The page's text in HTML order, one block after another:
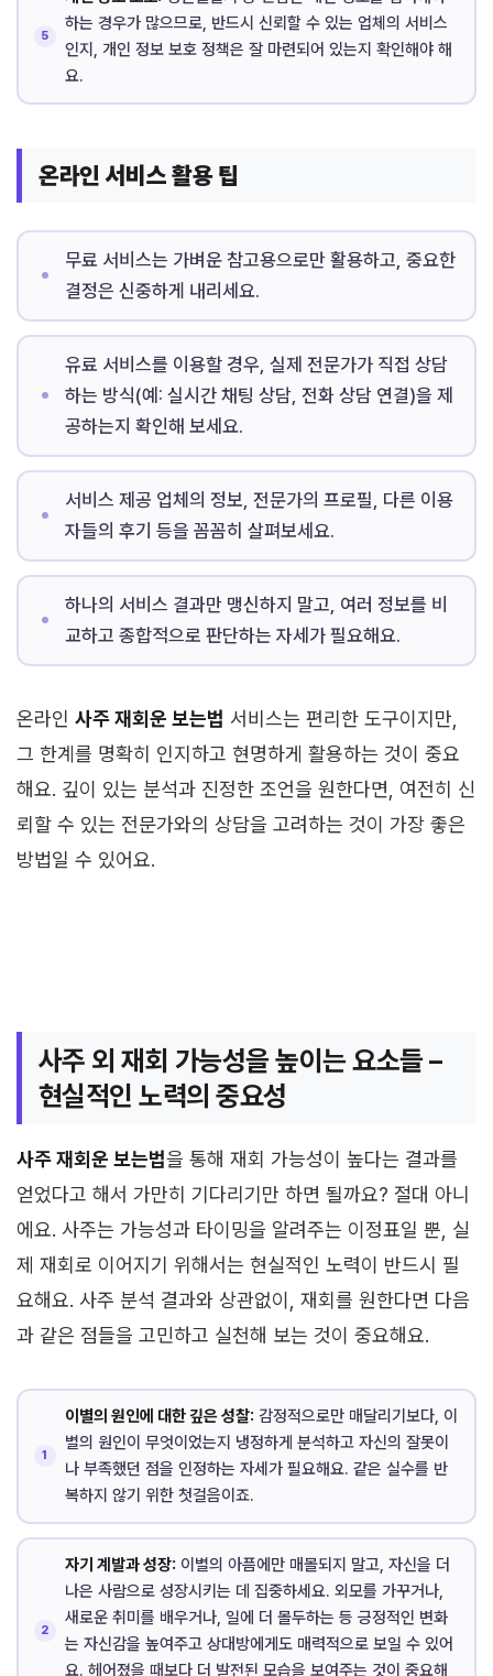
하는 경우가 많으므로, 반드시 신뢰할 수 있는 업체의 서비스
인지, 개인 정보 보호 정책은 잘 마련되어 있는지 확인해야 해
요.
온라인 서비스 활용 팁
무료 서비스는 가벼운 참고용으로만 활용하고, 중요한
결정은 신중하게 내리세요.
유료 서비스를 이용할 경우, 실제 전문가가 직접 상담
하는 방식(예: 실시간 채팅 상담, 전화 상담 연결)을 제
공하는지 확인해 보세요.
서비스 제공 업체의 정보, 전문가의 프로필, 다른 이용
자들의 후기 등을 꼼꼼히 살펴보세요.
하나의 서비스 결과만 맹신하지 말고, 여러 정보를 비
교하고 종합적으로 판단하는 자세가 필요해요.
온라인 사주 재회운 보는법 서비스는 편리한 도구이지만,
그 한계를 명확히 인지하고 현명하게 활용하는 것이 중요
해요. 깊이 있는 분석과 진정한 조언을 원한다면, 여전히 신
뢰할 수 있는 전문가와의 상담을 고려하는 것이 가장 좋은
방법일 수 있어요.
사주 외 재회 가능성을 높이는 요소들 –
현실적인 노력의 중요성
사주 재회운 보는법을 통해 재회 가능성이 높다는 결과를
얻었다고 해서 가만히 기다리기만 하면 될까요? 절대 아니
에요. 사주는 가능성과 타이밍을 알려주는 이정표일 뿐, 실
제 재회로 이어지기 위해서는 현실적인 노력이 반드시 필
요해요. 사주 분석 결과와 상관없이, 재회를 원한다면 다음
과 같은 점들을 고민하고 실천해 보는 것이 중요해요.
이별의 원인에 대한 깊은 성찰: 감정적으로만 매달리기보다, 이
별의 원인이 무엇이었는지 냉정하게 분석하고 자신의 잘못이
나 부족했던 점을 인정하는 자세가 필요해요. 같은 실수를 반
복하지 않기 위한 첫걸음이죠.
자기 계발과 성장: 이별의 아픔에만 매몰되지 말고, 자신을 더
나은 사람으로 성장시키는 데 집중하세요. 외모를 가꾸거나,
새로운 취미를 배우거나, 일에 더 몰두하는 등 긍정적인 변화
는 자신감을 높여주고 상대방에게도 매력적으로 보일 수 있어
요. 헤어졌을 때보다 더 발전된 모습을 보여주는 것이 중요해